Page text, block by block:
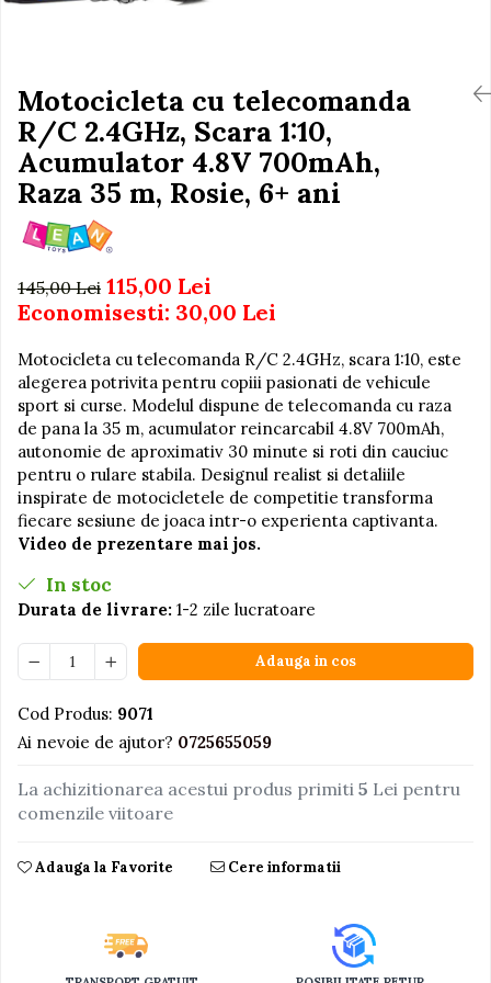
Caluti balansoar
Interactive, educative si
muzicale
Figurine
Ateliere si unelte
Blocuri de constructie
Covorase de dans
Creative
De plus
Electrocasnice si bucatarii
Fotolii gonflabile
Jocuri de indemanare
Jocuri sportive
Jucarii educative din lemn
Motociclete
Muzica si instrumente
Plastilina
Seturi de doctor
Trenulete
Vehicule de constructii
Perioada Sarcinii
Pompe de san
Sisteme De Purtare
Motocicleta cu telecomanda
R/C 2.4GHz, Scara 1:10,
Acumulator 4.8V 700mAh,
Raza 35 m, Rosie, 6+ ani
145,00 Lei 115,00 Lei
Economisesti: 30,00 Lei
Motocicleta cu telecomanda R/C 2.4GHz, scara 1:10, este
alegerea potrivita pentru copiii pasionati de vehicule
sport si curse. Modelul dispune de telecomanda cu raza
de pana la 35 m, acumulator reincarcabil 4.8V 700mAh,
autonomie de aproximativ 30 minute si roti din cauciuc
pentru o rulare stabila. Designul realist si detaliile
inspirate de motocicletele de competitie transforma
fiecare sesiune de joaca intr-o experienta captivanta.
Video de prezentare mai jos.
In stoc
Durata de livrare: 1-2 zile lucratoare
Adauga in cos
Cod Produs: 9071
Ai nevoie de ajutor? 0725655059
La achizitionarea acestui produs primiti 5 Lei pentru
comenzile viitoare
Adauga la Favorite Cere informatii